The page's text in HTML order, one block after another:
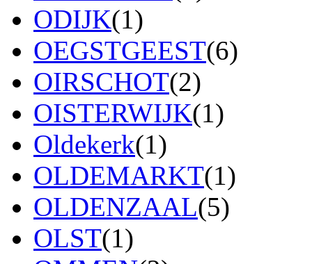
ODIJK(1)
OEGSTGEEST(6)
OIRSCHOT(2)
OISTERWIJK(1)
Oldekerk(1)
OLDEMARKT(1)
OLDENZAAL(5)
OLST(1)